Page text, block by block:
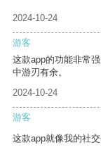
2024-10-24
游客
这款app的功能非常
中游刃有余。
2024-10-24
游客
这款app就像我的社